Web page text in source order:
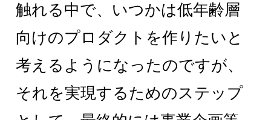
触れる中で、いつかは低年齢層
向けのプロダクトを作りたいと
考えるようになったのですが、
それを実現するためのステップ